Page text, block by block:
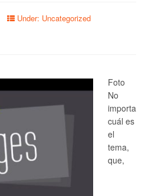
Under: Uncategorized
Foto
No
importa
cuál es
el
tema,
que,